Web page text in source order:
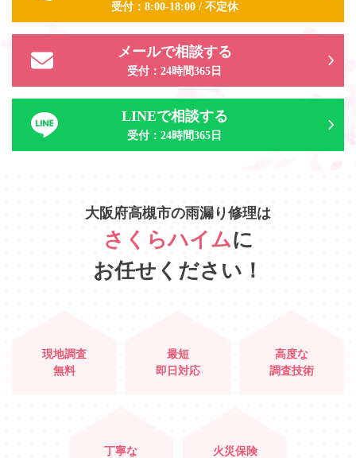
受付： 8:00-18:00/ 不定休
メールで相談する
受付：24時間365日
LINEで相談する
受付：24時間365日
大阪府高槻市の雨漏り修理は
さくらハイムに
お任せください！
現地調査
無料
最短
即日対応
高度な
調査技術
丁寧な
火災保険